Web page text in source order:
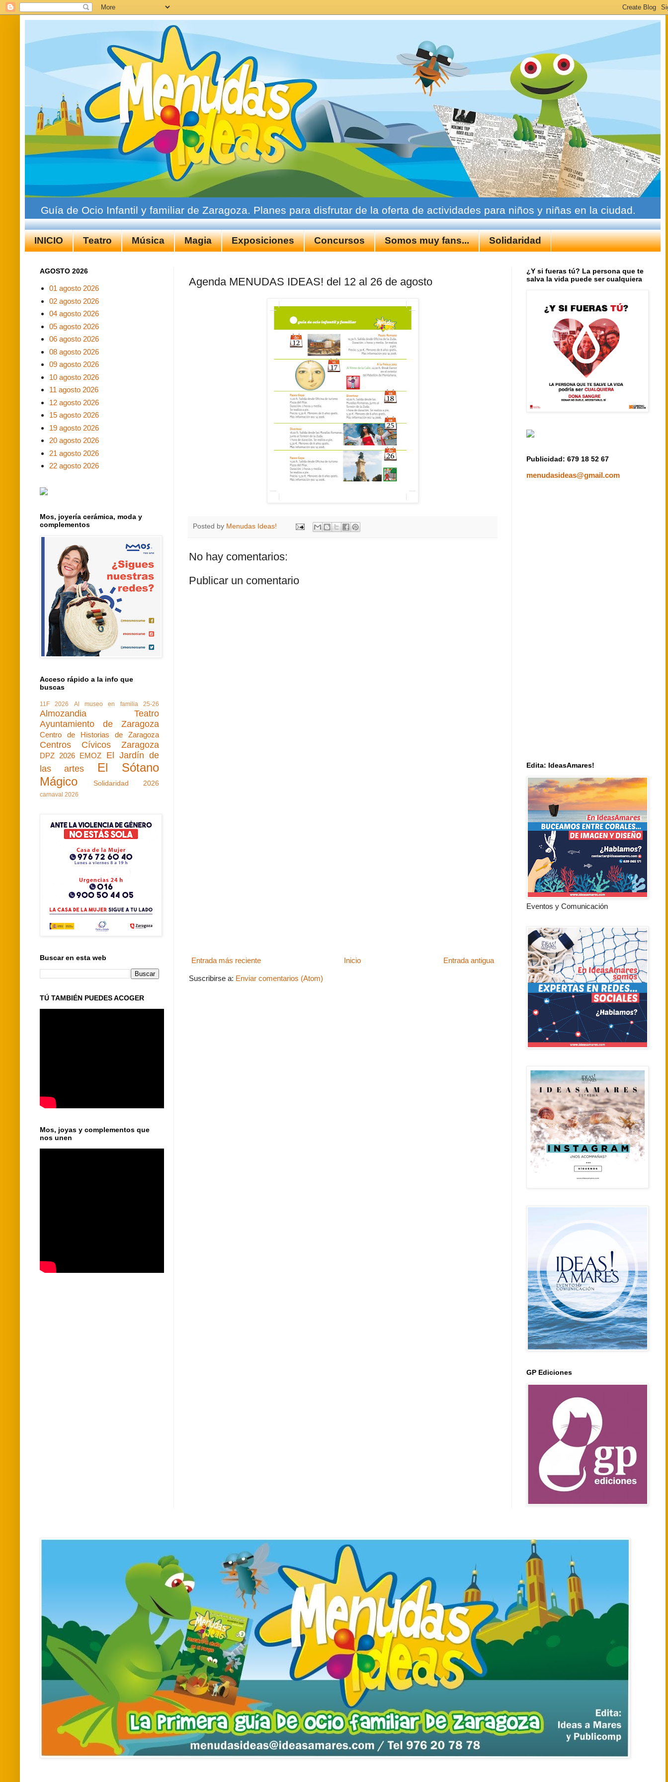
Guía de Ocio Infantil y familiar de Zaragoza. Planes para disfrutar de la oferta de actividades para niños y niñas en la ciudad.
INICIO Teatro Música Magia Exposiciones Concursos Somos muy fans... Solidaridad
Agenda MENUDAS IDEAS! del 12 al 26 de agosto
Posted by Menudas Ideas!
No hay comentarios:
Publicar un comentario
Entrada más reciente Entrada antigua
Inicio
Suscribirse a: Enviar comentarios (Atom)
AGOSTO 2026
01 agosto 2026
02 agosto 2026
04 agosto 2026
05 agosto 2026
06 agosto 2026
08 agosto 2026
09 agosto 2026
10 agosto 2026
11 agosto 2026
12 agosto 2026
15 agosto 2026
19 agosto 2026
20 agosto 2026
21 agosto 2026
22 agosto 2026
Mos, joyería cerámica, moda y
complementos
Acceso rápido a la info que
buscas
11F 2026 Al museo en familia 25-26
Almozandia Teatro
Ayuntamiento de Zaragoza
Centro de Historias de Zaragoza
Centros Cívicos Zaragoza
DPZ 2026 EMOZ
El Jardín de
las artes
El Sótano
Mágico
Solidaridad 2026
carnaval 2026
Buscar en esta web
TÚ TAMBIÉN PUEDES ACOGER
Mos, joyas y complementos que
nos unen
¿Y si fueras tú? La persona que te
salva la vida puede ser cualquiera
Publicidad: 679 18 52 67
menudasideas@gmail.com
Edita: IdeasAmares!
Eventos y Comunicación
GP Ediciones